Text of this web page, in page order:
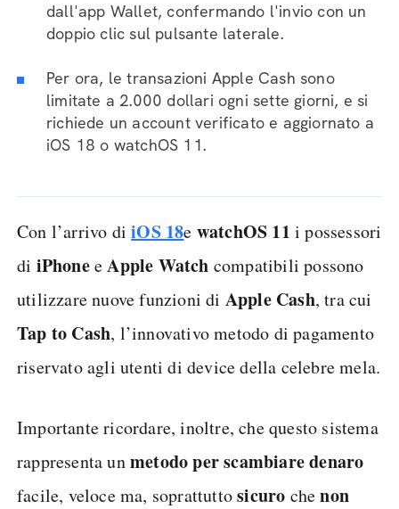
dall'app Wallet, confermando l'invio con un
doppio clic sul pulsante laterale.
Per ora, le transazioni Apple Cash sono
limitate a 2.000 dollari ogni sette giorni, e si
richiede un account verificato e aggiornato a
iOS 18 o watchOS 11.
Con l’arrivo diiOS 18e watchOS 11 i possessori
di iPhoneeApple Watch compatibili possono
utilizzare nuove funzioni di Apple Cash, tra cui
Tap to Cash, l’innovativo metodo di pagamento
riservato agli utenti di device della celebre mela.
Importante ricordare, inoltre, che questo sistema
rappresenta unmetodo per scambiare denaro
facile, veloce ma, soprattuttosicuro chenon